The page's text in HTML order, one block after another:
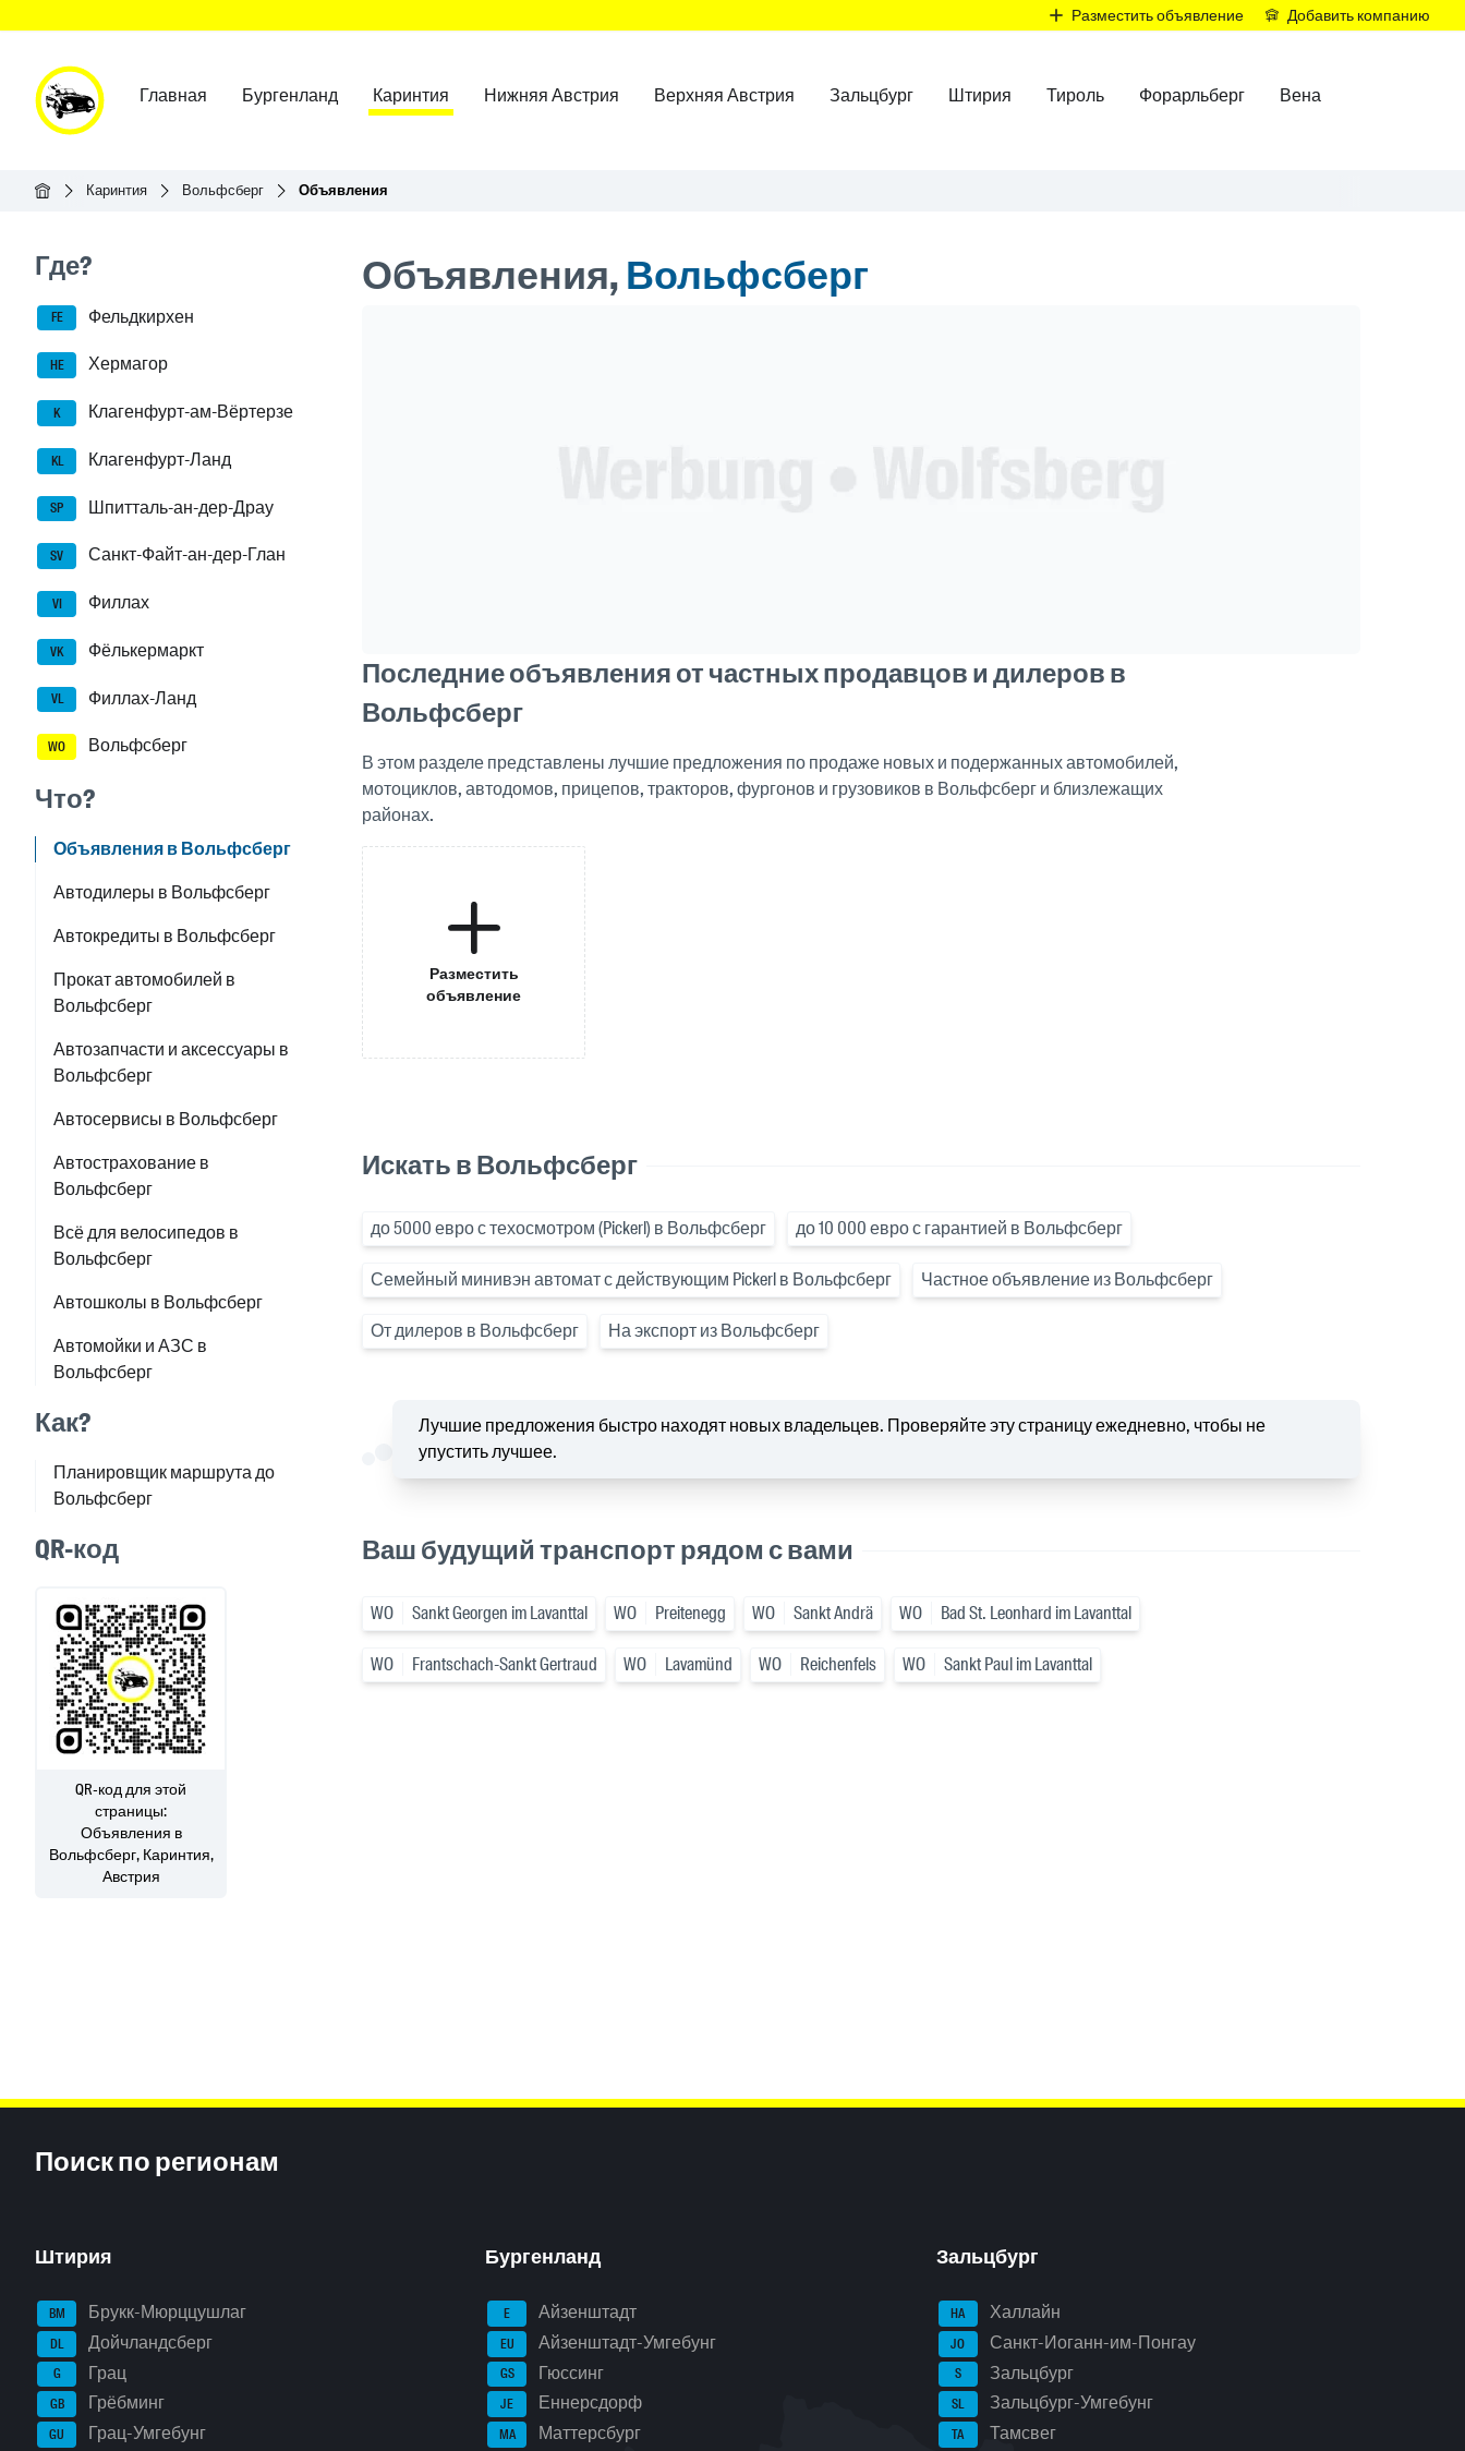
Разместить объявление Добавить компанию
Главная Бургенланд Каринтия Нижняя Австрия Верхняя Австрия Зальцбург Штирия Тироль Форарльберг Вена
ГлавнаяКаринтия Вольфсберг Объявления
Seitenleisten-Navigation
Где?
FE Фельдкирхен
HE Хермагор
K Клагенфурт-ам-Вёртерзе
KL Клагенфурт-Ланд
SP Шпитталь-ан-дер-Драу
SV Санкт-Файт-ан-дер-Глан
VI Филлах
VK Фёлькермаркт
VL Филлах-Ланд
WO Вольфсберг
Что?
Объявления в Вольфсберг
Автодилеры в Вольфсберг
Автокредиты в Вольфсберг
Прокат автомобилей в
Вольфсберг
Автозапчасти и аксессуары в
Вольфсберг
Автосервисы в Вольфсберг
Автострахование в
Вольфсберг
Всё для велосипедов в
Вольфсберг
Автошколы в Вольфсберг
Автомойки и АЗС в
Вольфсберг
Как?
Планировщик маршрута до
Вольфсберг
QR-код
QR-код для этой
страницы:
Объявления в
Вольфсберг, Каринтия,
Австрия
Объявления,Вольфсберг
Последние объявления от частных продавцов и дилеров в
Вольфсберг
В этом разделе представлены лучшие предложения по продаже новых и подержанных автомобилей,
мотоциклов, автодомов, прицепов, тракторов, фургонов и грузовиков в Вольфсберг и близлежащих
районах.
Разместить
объявление
Искать в Вольфсберг
до 5000 евро с техосмотром (Pickerl) в Вольфсберг до 10 000 евро с гарантией в Вольфсберг
Семейный минивэн автомат с действующим Pickerl в Вольфсберг Частное объявление из Вольфсберг
От дилеров в Вольфсберг На экспорт из Вольфсберг
Лучшие предложения быстро находят новых владельцев. Проверяйте эту страницу ежедневно, чтобы не
упустить лучшее.
Ваш будущий транспорт рядом с вами
WO Sankt Georgen im Lavanttal WO Preitenegg WO Sankt Andrä WO Bad St. Leonhard im Lavanttal
WO Frantschach-Sankt Gertraud WO Lavamünd WO Reichenfels WO Sankt Paul im Lavanttal
Поиск по регионам
Штирия
BM Брукк-Мюрццушлаг
DL Дойчландсберг
G Грац
GB Грёбминг
GU Грац-Умгебунг
Бургенланд
E Айзенштадт
EU Айзенштадт-Умгебунг
GS Гюссинг
JE Еннерсдорф
MA Маттерсбург
Зальцбург
HA Халлайн
JO Санкт-Иоганн-им-Понгау
S Зальцбург
SL Зальцбург-Умгебунг
TA Тамсвег